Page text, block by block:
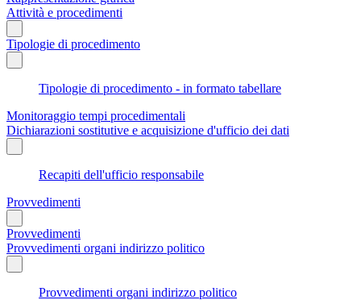
Attività e procedimenti
Tipologie di procedimento
Tipologie di procedimento - in formato tabellare
Monitoraggio tempi procedimentali
Dichiarazioni sostitutive e acquisizione d'ufficio dei dati
Recapiti dell'ufficio responsabile
Provvedimenti
Provvedimenti
Provvedimenti organi indirizzo politico
Provvedimenti organi indirizzo politico